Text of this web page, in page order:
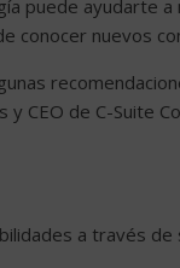
puede ayudarte
conocer nuevos
CEO de C-Suite
a través